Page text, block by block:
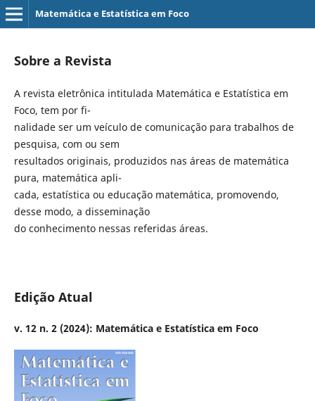
Matemática e Estatística em Foco
Sobre a Revista
A revista eletrônica intitulada Matemática e Estatística em
Foco, tem por fi-
nalidade ser um veículo de comunicação para trabalhos de
pesquisa, com ou sem
resultados originais, produzidos nas áreas de matemática
pura, matemática apli-
cada, estatística ou educação matemática, promovendo,
desse modo, a disseminação
do conhecimento nessas referidas áreas.
Edição Atual
v. 12 n. 2 (2024): Matemática e Estatística em Foco